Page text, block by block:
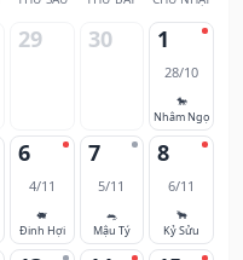
29 30 1
28/10
🐎
Nhâm Ngọ
6
4/11
🐖
Đinh Hợi
7
5/11
🐀
Mậu Tý
8
6/11
🐂
Kỷ Sửu